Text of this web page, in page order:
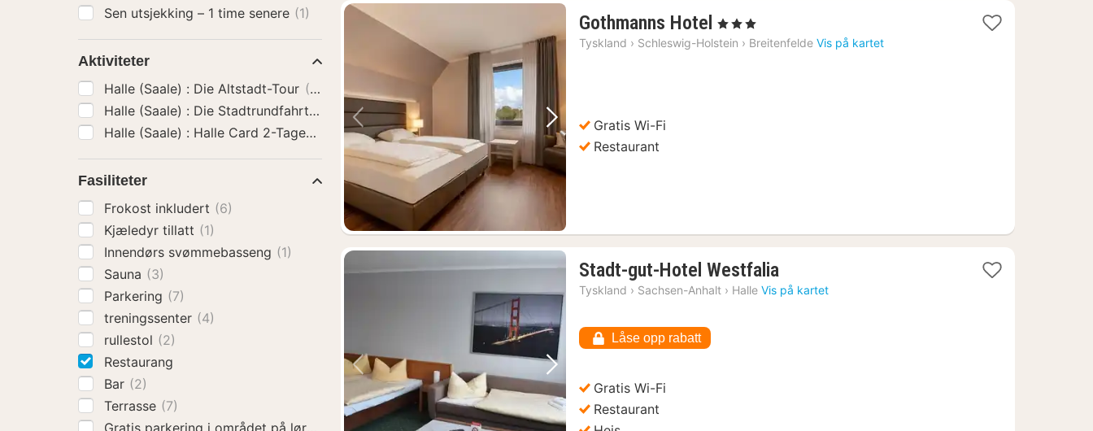
Forrige bilde Neste bilde
Gothmanns Hotel 1
natt
, 3 Stjerner
Tyskland › Schleswig-Holstein › Breitenfelde Vis på kartet
Gratis Wi-Fi
Restaurant
Forrige bilde Neste bilde
Stadt-gut-Hotel Westfalia
natt
Tyskland › Sachsen-Anhalt › Halle Vis på kartet
Låse opp rabatt
Gratis Wi-Fi
Restaurant
Sen utsjekking – 1 time senere (1)
Aktiviteter
Halle (Saale) : Die Altstadt-Tour (2)
Halle (Saale) : Die Stadtrundfahrt mit dem Halle-Hopper
Halle (Saale) : Halle Card 2-Tages-Billett(2)
Fasiliteter
Frokost inkludert (6)
Kjæledyr tillatt (1)
Innendørs svømmebasseng (1)
Sauna (3)
Parkering (7)
treningssenter (4)
rullestol (2)
Restaurang
Bar (2)
Terrasse (7)
Gratis parkering i området på lørdager og søndager